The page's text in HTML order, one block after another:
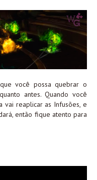
você possa quebrar o
antes. Quando você
vai reaplicar as Infusões, e
então fique atento para